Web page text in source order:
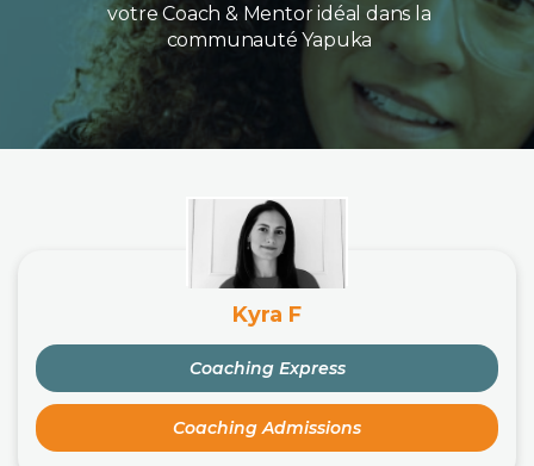
votre Coach & Mentor idéal dans la
communauté Yapuka
Kyra F
Coaching Express
Coaching Admissions